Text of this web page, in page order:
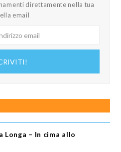
direttamente nella tua
email
Longa – In cima allo